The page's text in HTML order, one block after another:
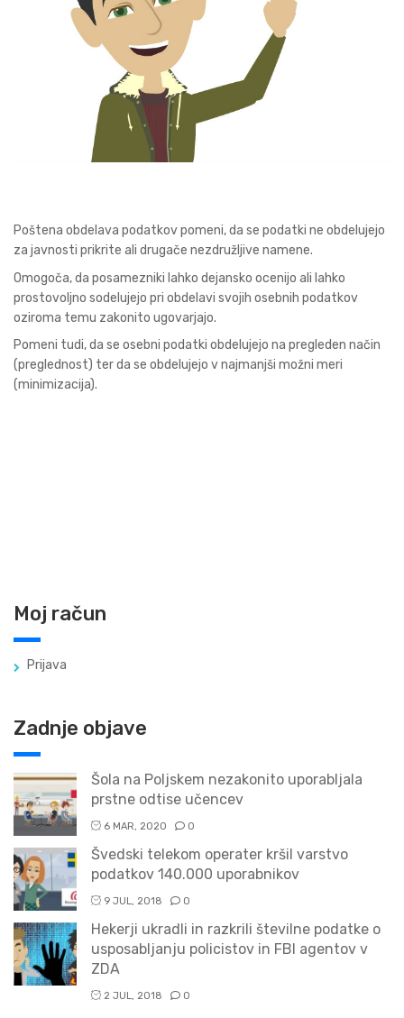
Poštena obdelava podatkov pomeni, da se podatki ne obdelujejo
za javnosti prikrite ali drugače nezdružljive namene.
Omogoča, da posamezniki lahko dejansko ocenijo ali lahko
prostovoljno sodelujejo pri obdelavi svojih osebnih podatkov
oziroma temu zakonito ugovarjajo.
Pomeni tudi, da se osebni podatki obdelujejo na pregleden način
(preglednost) ter da se obdelujejo v najmanjši možni meri
(minimizacija).
Moj račun
Prijava
Zadnje objave
Šola na Poljskem nezakonito uporabljala
prstne odtise učencev
6 MAR, 2020 0
Švedski telekom operater kršil varstvo
podatkov 140.000 uporabnikov
9 JUL, 2018 0
Hekerji ukradli in razkrili številne podatke o
usposabljanju policistov in FBI agentov v
ZDA
2 JUL, 2018 0